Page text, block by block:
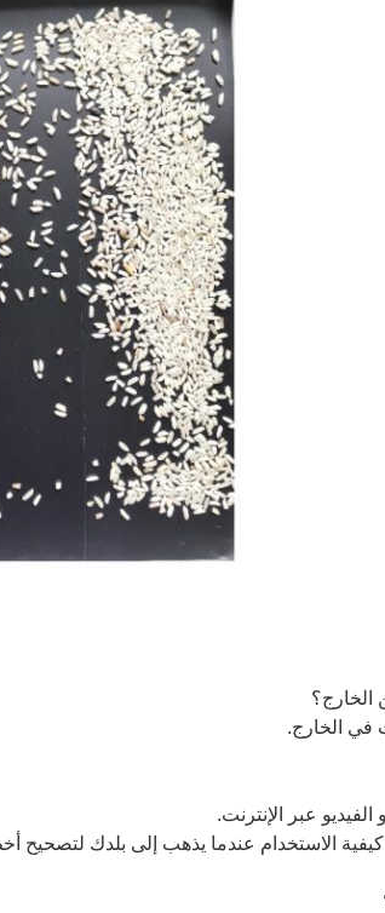
في الخارج.
الفيديو عبر الإنترنت.
الاستخدام عندما يذهب إلى بلدك لتصحيح